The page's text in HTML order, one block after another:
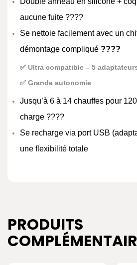
aucune fuite ????
Se nettoie facilement avec un
démontage compliqué ????
✅ Ultra compatible – 5
✅ Grande autonomie
Jusqu’à 6 à 14 chauffes pour
charge ????
Se recharge via port USB
une flexibilité totale
PRODUITS